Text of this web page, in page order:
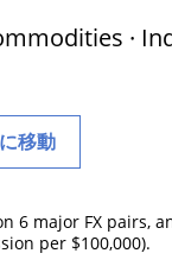
·
移動
6 major FX pairs,
per $100,000).